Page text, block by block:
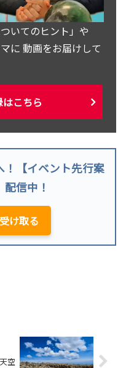
いてのヒント」や
に 動画をお届けして
こちら
！【イベント先行案
信中！
け取る
空